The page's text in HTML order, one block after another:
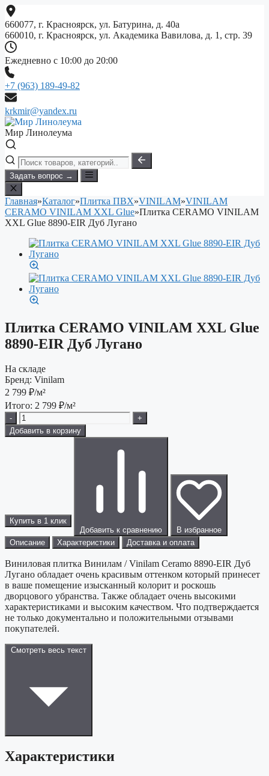
Перейти
к
содержимому
660077, г. Красноярск, ул. Батурина, д. 40а
660010, г. Красноярск, ул. Академика Вавилова, д. 1, стр. 39
Ежедневно с 10:00 до 20:00
+7 (963) 189-49-82
krkmir@yandex.ru
Мир Линолеума
Задать вопрос →
Главная»Каталог»Плитка ПВХ»VINILAM»VINILAM
CERAMO VINILAM XXL Glue»Плитка CERAMO VINILAM
XXL Glue 8890-EIR Дуб Лугано
Плитка CERAMO VINILAM XXL Glue
8890-EIR Дуб Лугано
На складе
Бренд: Vinilam
2 799 ₽/м²
Итого: 2 799 ₽/м²
-
+
Добавить в корзину
Купить в 1 клик
Добавить к сравнению
В избранное
Описание
Характеристики Доставка и оплата
Виниловая плитка Винилам / Vinilam Ceramo 8890-EIR Дуб
Лугано обладает очень красивым оттенком который принесет
в ваше помещение изысканный колорит и роскошь
дворцового убранства. Также обладает очень высокими
характеристиками и высоким качеством. Что подтверждается
не только документально и положительными отзывами
покупателей.
Смотреть весь текст
Характеристики